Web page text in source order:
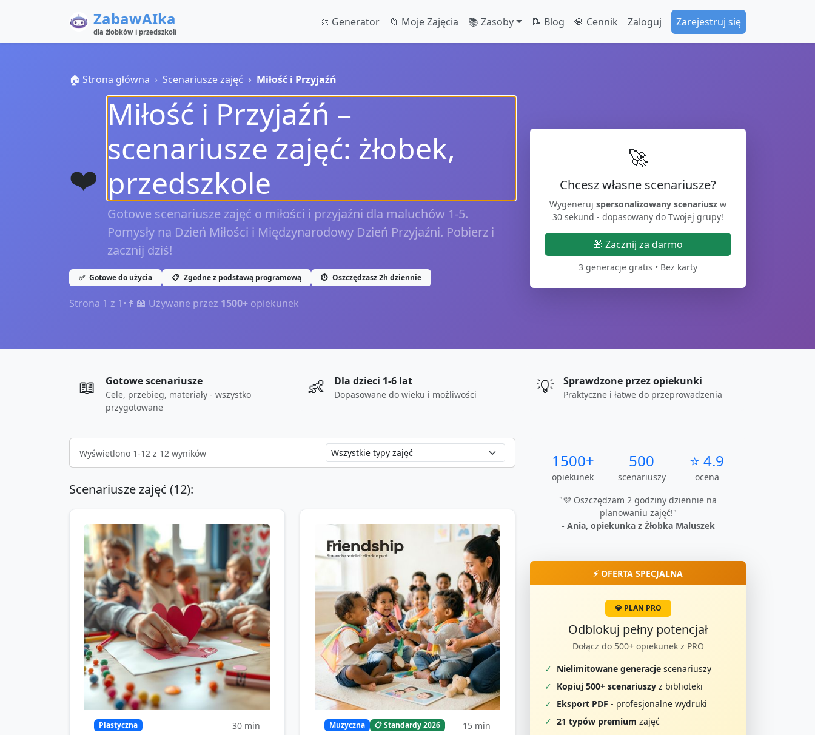
ZabawAIka
dla żłobków i przedszkoli
🎨 Generator 📁 Moje Zajęcia 📚 Zasoby 📝 Blog 💎 Cennik Zaloguj Zarejestruj się
🏠 Strona główna Scenariusze zajęć Miłość i Przyjaźń
❤️
Miłość i Przyjaźń –
scenariusze zajęć: żłobek,
przedszkole
Gotowe scenariusze zajęć o miłości i przyjaźni dla maluchów 1-5.
Pomysły na Dzień Miłości i Międzynarodowy Dzień Przyjaźni. Pobierz i
zacznij dziś!
✅ Gotowe do użycia 📋 Zgodne z podstawą programową ⏱️ Oszczędzasz 2h dziennie
Strona 1 z 1• 👩‍🏫 Używane przez 1500+ opiekunek
🚀
Chcesz własne scenariusze?
Wygeneruj spersonalizowany scenariusz w
30 sekund - dopasowany do Twojej grupy!
🎁 Zacznij za darmo
3 generacje gratis • Bez karty
📖 Gotowe scenariusze
Cele, przebieg, materiały - wszystko
przygotowane
👶 Dla dzieci 1-6 lat
Dopasowane do wieku i możliwości 💡 Sprawdzone przez opiekunki
Praktyczne i łatwe do przeprowadzenia
Wyświetlono 1-12 z 12 wyników
Scenariusze zajęć (12):
Plastyczna 30 min Muzyczna 📋 Standardy 2026 15 min
1500+
opiekunek
500
scenariuszy
⭐ 4.9
ocena
"💜 Oszczędzam 2 godziny dziennie na
planowaniu zajęć!"
- Ania, opiekunka z Żłobka Maluszek
⚡ OFERTA SPECJALNA
💎 PLAN PRO
Odblokuj pełny potencjał
Dołącz do 500+ opiekunek z PRO
✓ Nielimitowane generacje scenariuszy
✓ Kopiuj 500+ scenariuszy z biblioteki
✓ Eksport PDF - profesjonalne wydruki
✓ 21 typów premium zajęć